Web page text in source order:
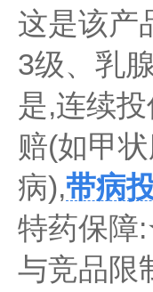
这是该产
3级、乳
是,连续
赔(如甲
病),带病
特药保
与竞品限